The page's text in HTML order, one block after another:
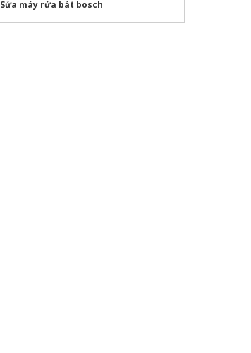
Sửa máy rửa bát bosch